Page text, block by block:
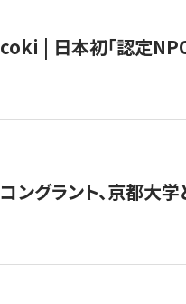
coki | 日本初「認定
コングラント、京都大